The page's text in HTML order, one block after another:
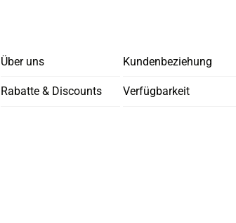
Über uns Kundenbeziehung
Rabatte & Discounts Verfügbarkeit